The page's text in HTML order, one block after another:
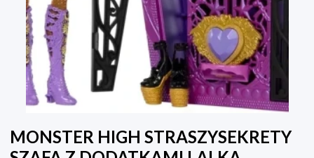
MONSTER HIGH STRASZYSEKRETY